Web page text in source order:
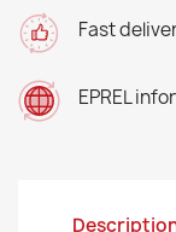
Fast
EPREL